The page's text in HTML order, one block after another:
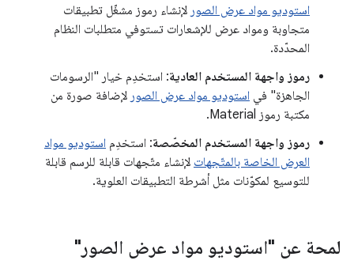
استوديو مواد عرض الصور لإنشاء رموز مشغّل تطبيقات
متجاوبة ومواد عرض للإشعارات تستوفي متطلبات النظام
المحدّدة.
رموز واجهة المستخدم العادية: استخدِم خيار "الرسومات
الجاهزة" في استوديو مواد عرض الصور لإضافة صورة من
مكتبة رموز Material.
رموز واجهة المستخدم المخصّصة: استخدِم استوديو مواد
العرض الخاصة بالمتّجهات لإنشاء متّجهات قابلة للرسم قابلة
للتوسيع لمكوّنات مثل أشرطة التطبيقات العلوية.
لمحة عن "استوديو مواد عرض الصور"